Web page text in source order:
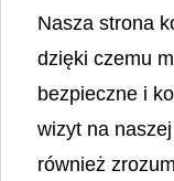
Liczba odwiedzin
Nasza strona
dzięki czemu
bezpieczne i
wizyt na
również